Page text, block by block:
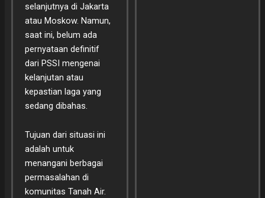
selanjutnya di Jakarta
atau Moskow. Namun,
saat ini, belum ada
pernyataan definitif
dari PSSI mengenai
kelanjutan atau
kepastian laga yang
sedang dibahas.
Tujuan dari situasi ini
adalah untuk
menangani berbagai
permasalahan di
komunitas Tanah Air.